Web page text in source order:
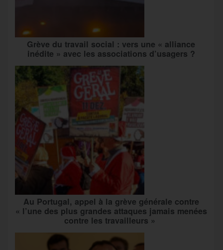
Grève du travail social : vers une « alliance
inédite » avec les associations d’usagers ?
Au Portugal, appel à la grève générale contre
« l’une des plus grandes attaques jamais menées
contre les travailleurs »